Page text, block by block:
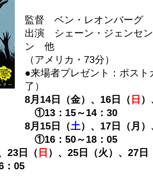
監督 ベン・レオンバーグ
出演 シェーン・ジェンセ
ン 他
（アメリカ・73分）
●来場者プレゼント：ポス
了）
8月14日（金）、16日（ 日
①13：15～14：30
8月15日（土）、17日（月
①16：50～18：05
23日（ 日 ）、25日（火）、27日
05